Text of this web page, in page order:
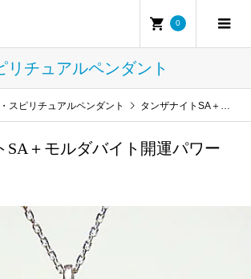
0
リチュアルペンダント
スピリチュアルペンダント タンザナイトSA＋モルダバイト開運パワーペンダント
SA＋モルダバイト開運パワー